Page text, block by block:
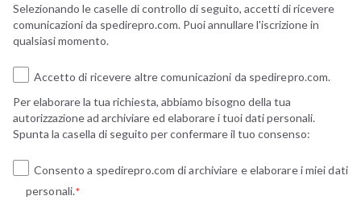
Selezionando le caselle di controllo di seguito, accetti di ricevere
comunicazioni da spedirepro.com. Puoi annullare l'iscrizione in
qualsiasi momento.
Accetto di ricevere altre comunicazioni da spedirepro.com.
Per elaborare la tua richiesta, abbiamo bisogno della tua
autorizzazione ad archiviare ed elaborare i tuoi dati personali.
Spunta la casella di seguito per confermare il tuo consenso:
Consento a spedirepro.com di archiviare e elaborare i miei dati
personali.*